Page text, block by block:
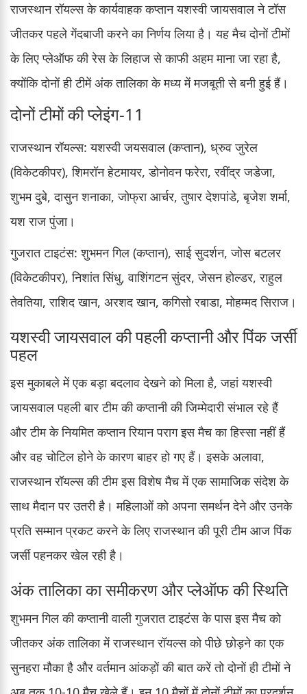
राजस्थान रॉयल्स के कार्यवाहक कप्तान यशस्वी जायसवाल ने टॉस
जीतकर पहले गेंदबाजी करने का निर्णय लिया है। यह मैच दोनों टीमों
के लिए प्लेऑफ की रेस के लिहाज से काफी अहम माना जा रहा है,
क्योंकि दोनों ही टीमें अंक तालिका के मध्य में मजबूती से बनी हुई हैं।
दोनों टीमों की प्लेइंग-11
राजस्थान रॉयल्स: यशस्वी जयसवाल (कप्तान), ध्रुव जुरेल
(विकेटकीपर), शिमरॉन हेटमायर, डोनोवन फरेरा, रवींद्र जडेजा,
शुभम दुबे, दासुन शनाका, जोफ्रा आर्चर, तुषार देशपांडे, बृजेश शर्मा,
यश राज पुंजा।
गुजरात टाइटंस: शुभमन गिल (कप्तान), साई सुदर्शन, जोस बटलर
(विकेटकीपर), निशांत सिंधु, वाशिंगटन सुंदर, जेसन होल्डर, राहुल
तेवतिया, राशिद खान, अरशद खान, कगिसो रबाडा, मोहम्मद सिराज।
यशस्वी जायसवाल की पहली कप्तानी और पिंक जर्सी
पहल
इस मुकाबले में एक बड़ा बदलाव देखने को मिला है, जहां यशस्वी
जायसवाल पहली बार टीम की कप्तानी की जिम्मेदारी संभाल रहे हैं
और टीम के नियमित कप्तान रियान पराग इस मैच का हिस्सा नहीं हैं
और वह चोटिल होने के कारण बाहर हो गए हैं। इसके अलावा,
राजस्थान रॉयल्स की टीम इस विशेष मैच में एक सामाजिक संदेश के
साथ मैदान पर उतरी है। महिलाओं को अपना समर्थन देने और उनके
प्रति सम्मान प्रकट करने के लिए राजस्थान की पूरी टीम आज पिंक
जर्सी पहनकर खेल रही है।
अंक तालिका का समीकरण और प्लेऑफ की स्थिति
शुभमन गिल की कप्तानी वाली गुजरात टाइटंस के पास इस मैच को
जीतकर अंक तालिका में राजस्थान रॉयल्स को पीछे छोड़ने का एक
सुनहरा मौका है और वर्तमान आंकड़ों की बात करें तो दोनों ही टीमों ने